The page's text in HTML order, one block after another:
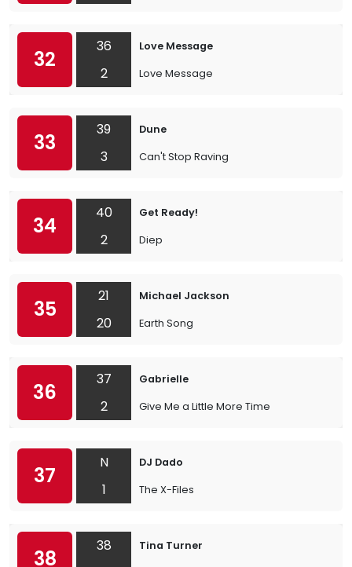
32
36
2
Love Message
Love Message
33
39
3
Dune
Can't Stop Raving
34
40
2
Get Ready!
Diep
35
21
20
Michael Jackson
Earth Song
36
37
2
Gabrielle
Give Me a Little More Time
37
N
1
DJ Dado
The X-Files
38
38
Tina Turner